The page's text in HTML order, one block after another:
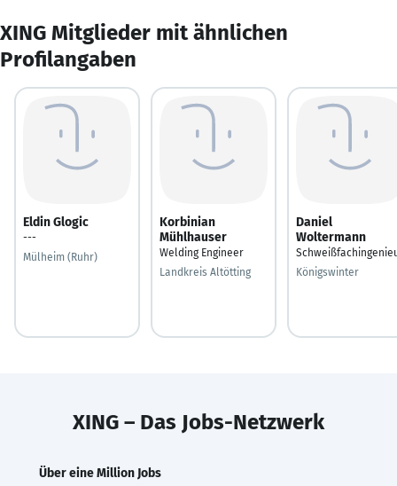
XING Mitglieder mit ähnlichen
Profilangaben
Eldin Glogic
---
Mülheim (Ruhr)
Korbinian
Mühlhauser
Welding Engineer
Landkreis Altötting
Daniel
Woltermann
Königswinter
XING – Das Jobs-Netzwerk
Über eine Million Jobs